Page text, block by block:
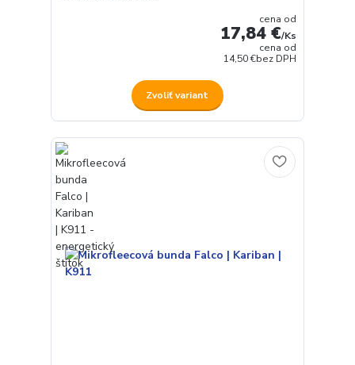
cena od
17,84 €/Ks
cena od
14,50 €bez DPH
Zvoliť variant